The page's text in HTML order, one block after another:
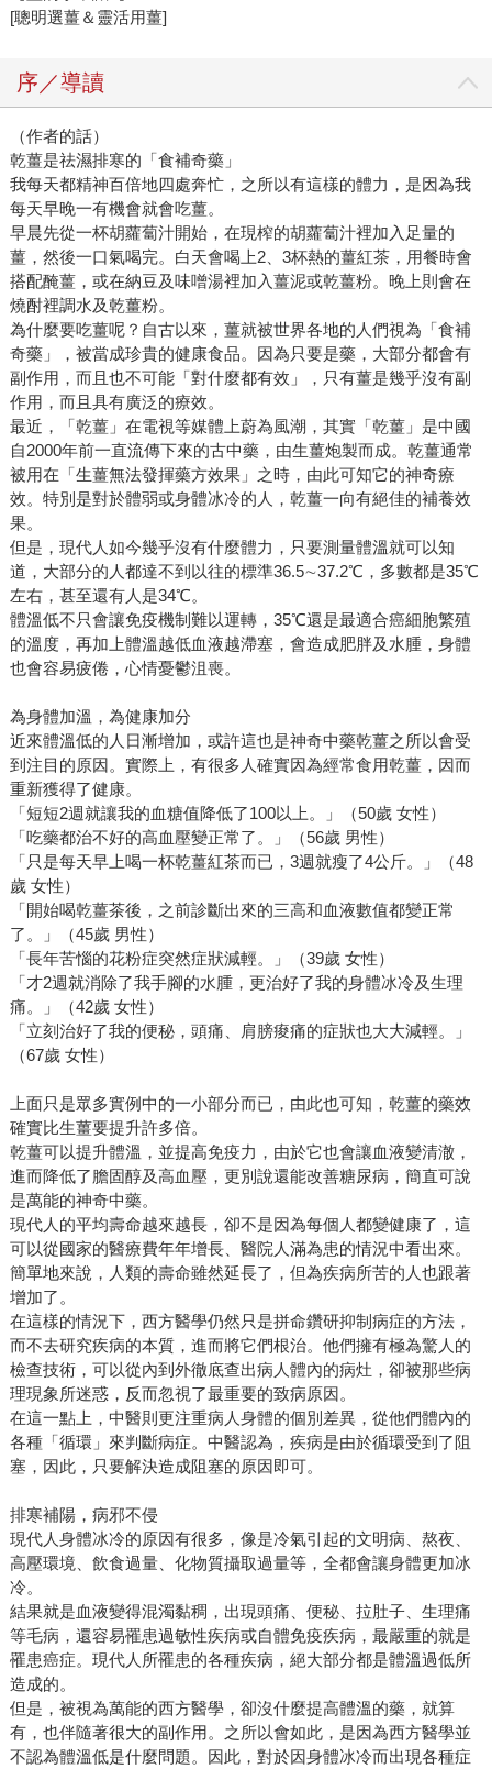
[聰明選薑＆靈活用薑]
序／導讀
（作者的話）
乾薑是祛濕排寒的「食補奇藥」
我每天都精神百倍地四處奔忙，之所以有這樣的體力，是因為我
每天早晚一有機會就會吃薑。
早晨先從一杯胡蘿蔔汁開始，在現榨的胡蘿蔔汁裡加入足量的
薑，然後一口氣喝完。白天會喝上2、3杯熱的薑紅茶，用餐時會
搭配醃薑，或在納豆及味噌湯裡加入薑泥或乾薑粉。晚上則會在
燒酎裡調水及乾薑粉。
為什麼要吃薑呢？自古以來，薑就被世界各地的人們視為「食補
奇藥」，被當成珍貴的健康食品。因為只要是藥，大部分都會有
副作用，而且也不可能「對什麼都有效」，只有薑是幾乎沒有副
作用，而且具有廣泛的療效。
最近，「乾薑」在電視等媒體上蔚為風潮，其實「乾薑」是中國
自2000年前一直流傳下來的古中藥，由生薑炮製而成。乾薑通常
被用在「生薑無法發揮藥方效果」之時，由此可知它的神奇療
效。特別是對於體弱或身體冰冷的人，乾薑一向有絕佳的補養效
果。
但是，現代人如今幾乎沒有什麼體力，只要測量體溫就可以知
道，大部分的人都達不到以往的標準36.5∼37.2℃，多數都是35℃
左右，甚至還有人是34℃。
體溫低不只會讓免疫機制難以運轉，35℃還是最適合癌細胞繁殖
的溫度，再加上體溫越低血液越滯塞，會造成肥胖及水腫，身體
也會容易疲倦，心情憂鬱沮喪。
為身體加溫，為健康加分
近來體溫低的人日漸增加，或許這也是神奇中藥乾薑之所以會受
到注目的原因。實際上，有很多人確實因為經常食用乾薑，因而
重新獲得了健康。
「短短2週就讓我的血糖值降低了100以上。」（50歲 女性）
「吃藥都治不好的高血壓變正常了。」（56歲 男性）
「只是每天早上喝一杯乾薑紅茶而已，3週就瘦了4公斤。」（48
歲 女性）
「開始喝乾薑茶後，之前診斷出來的三高和血液數值都變正常
了。」（45歲 男性）
「長年苦惱的花粉症突然症狀減輕。」（39歲 女性）
「才2週就消除了我手腳的水腫，更治好了我的身體冰冷及生理
痛。」（42歲 女性）
「立刻治好了我的便秘，頭痛、肩膀痠痛的症狀也大大減輕。」
（67歲 女性）
上面只是眾多實例中的一小部分而已，由此也可知，乾薑的藥效
確實比生薑要提升許多倍。
乾薑可以提升體溫，並提高免疫力，由於它也會讓血液變清澈，
進而降低了膽固醇及高血壓，更別說還能改善糖尿病，簡直可說
是萬能的神奇中藥。
現代人的平均壽命越來越長，卻不是因為每個人都變健康了，這
可以從國家的醫療費年年增長、醫院人滿為患的情況中看出來。
簡單地來說，人類的壽命雖然延長了，但為疾病所苦的人也跟著
增加了。
在這樣的情況下，西方醫學仍然只是拼命鑽研抑制病症的方法，
而不去研究疾病的本質，進而將它們根治。他們擁有極為驚人的
檢查技術，可以從內到外徹底查出病人體內的病灶，卻被那些病
理現象所迷惑，反而忽視了最重要的致病原因。
在這一點上，中醫則更注重病人身體的個別差異，從他們體內的
各種「循環」來判斷病症。中醫認為，疾病是由於循環受到了阻
塞，因此，只要解決造成阻塞的原因即可。
排寒補陽，病邪不侵
現代人身體冰冷的原因有很多，像是冷氣引起的文明病、熬夜、
高壓環境、飲食過量、化物質攝取過量等，全都會讓身體更加冰
冷。
結果就是血液變得混濁黏稠，出現頭痛、便秘、拉肚子、生理痛
等毛病，還容易罹患過敏性疾病或自體免疫疾病，最嚴重的就是
罹患癌症。現代人所罹患的各種疾病，絕大部分都是體溫過低所
造成的。
但是，被視為萬能的西方醫學，卻沒什麼提高體溫的藥，就算
有，也伴隨著很大的副作用。之所以會如此，是因為西方醫學並
不認為體溫低是什麼問題。因此，對於因身體冰冷而出現各種症